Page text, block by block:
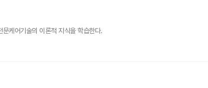
케어기술의 이론적 지식을 학습한다.